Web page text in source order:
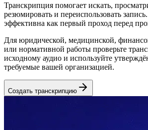
Транскрипция помогает искать,
резюмировать и переиспользовать
эффективна как первый проход перед
Для юридической, медицинской,
или нормативной работы проверьте
исходному аудио и используйте
требуемые вашей организацией.
Создать транскрипцию